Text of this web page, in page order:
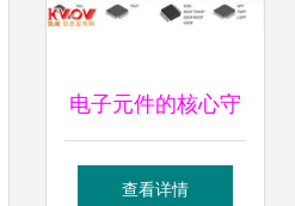
电子元件的核心守
护者 变压器配件全
查看详情